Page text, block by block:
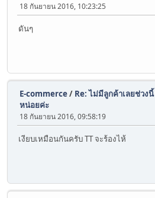
18 กันยายน 2016, 10:23:25
ดันๆ
E-commerce/ Re: ไม่มีลูกค้าเลยช่วง
หน่อยค่ะ
18 กันยายน 2016, 09:58:19
เงียบเหมือนกันครับ TT จะร้องไห้